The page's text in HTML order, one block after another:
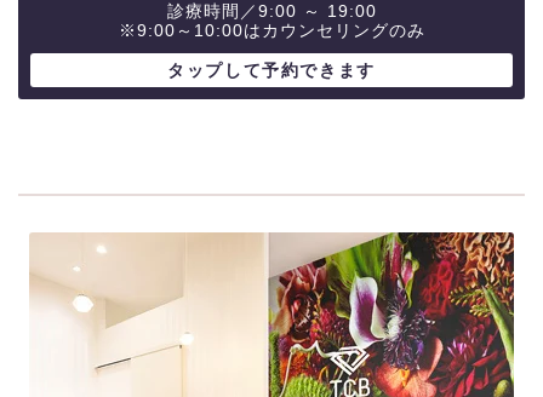
診療時間／9:00 ～ 19:00
※9:00～10:00はカウンセリングのみ